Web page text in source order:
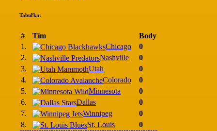
Tabuľka:
# Tím
Body
1.
Chicago
0
2.
Nashville
0
3.
Utah
0
4.
Colorado
0
5.
Minnesota
0
6.
Dallas
0
7.
Winnipeg
0
8.
St. Louis
0